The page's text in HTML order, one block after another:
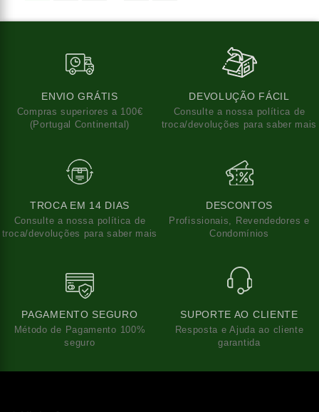
ENVIO GRÁTIS
Compras superiores a 100€
(Portugal Continental)
DEVOLUÇÃO FÁCIL
Consulte a nossa política de
troca/devoluções para saber mais
TROCA EM 14 DIAS
Consulte a nossa política de
troca/devoluções para saber mais
DESCONTOS
Profissionais, Revendedores e
Condomínios
PAGAMENTO SEGURO
Método de Pagamento 100%
seguro
SUPORTE AO CLIENTE
Resposta e Ajuda ao cliente
garantida